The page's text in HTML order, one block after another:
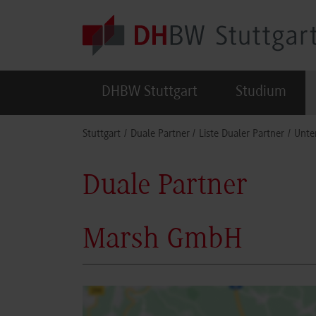
DHBW Stuttgart Studium
Stuttgart Duale Partner Liste Dualer Partner
Duale Partner
Marsh GmbH